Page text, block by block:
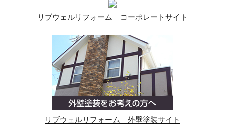
リブウェルリフォーム コーポレートサイト
リブウェルリフォーム 外壁塗装サイト